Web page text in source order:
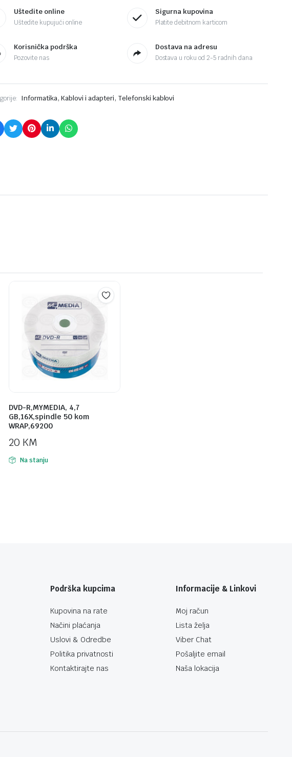
GEMBIRD
Uštedite online
Uštedite kupujući online
Sigurna kupovina
Platite debitnom karticom
Korisnička podrška
Pozovite nas
Dostava na adresu
Dostava u roku od 2-5 radnih dana
Informatika, Kablovi i adapteri, Telefonski kablovi
DVD-R,MYMEDIA, 4,7
GB,16X,spindle 50 kom
WRAP,69200
20 KM
Na stanju
Podrška kupcima
Kupovina na rate
Načini plaćanja
Uslovi & Odredbe
Politika privatnosti
Kontaktirajte nas
Informacije & Linkovi
Moj račun
Lista želja
Viber Chat
Pošaljite email
Naša lokacija